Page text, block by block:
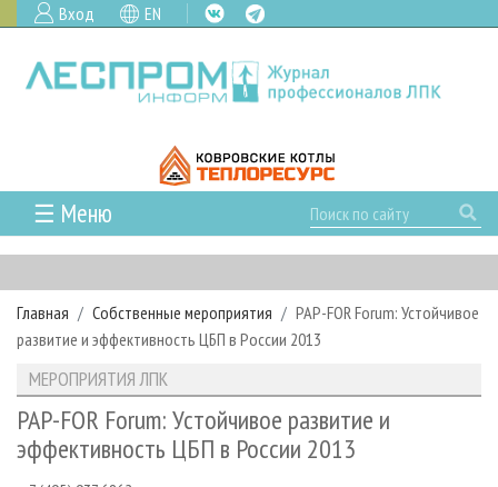
Вход EN
☰ Меню
ГЛАВНАЯ
РУБРИКИ И ТЕМЫ
РУБРИКИ ЖУРНАЛА
ЛЕСОЗАГОТОВКА
ЛЕСОПИЛЕНИЕ
НОВОСТИ
НОВОСТИ ЛПК
НОВОСТИ ЖУРНАЛА
ПРОЕКТЫ ЛПИ
АНАЛИТИКА
ПРЕДПРИЯТИЯ ЛПК
АРХИВ
АРХИВ ЖУРНАЛОВ
О ЖУРНАЛЕ
ПОДПИСКА
Главная Собственные мероприятия
PAP-FOR Forum: Устойчивое
развитие и эффективность ЦБП в России 2013
МЕРОПРИЯТИЯ ЛПК
PAP-FOR Forum: Устойчивое развитие и
эффективность ЦБП в России 2013